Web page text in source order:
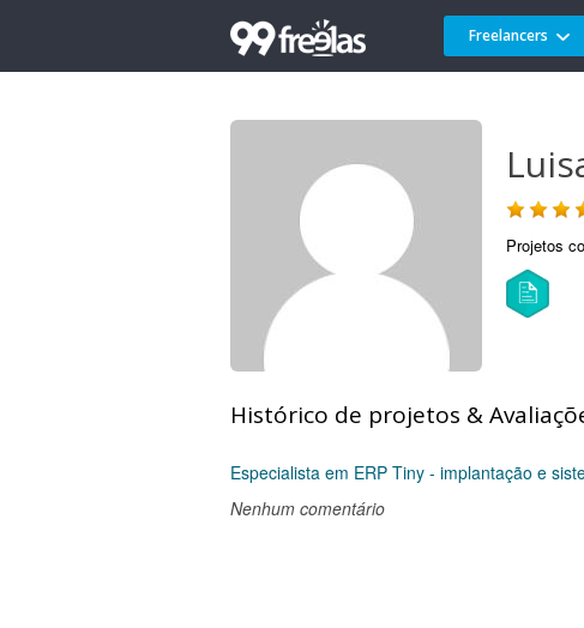
Freelancers
Projetos
Histórico de projetos &
Especialista em ERP Tiny - implantação e
Nenhum comentário